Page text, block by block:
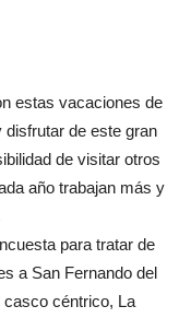
estas vacaciones de
de este gran
de visitar otros
año trabajan más y
para tratar de
a San Fernando del
casco céntrico, La